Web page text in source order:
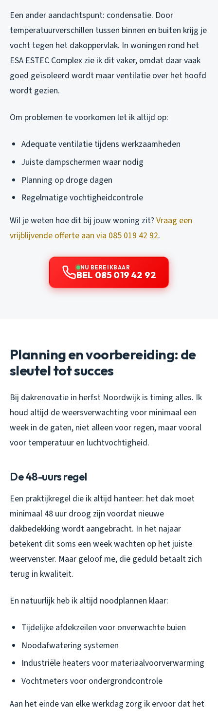
Een ander aandachtspunt: condensatie. Door
temperatuurverschillen tussen binnen en buiten krijg je
vocht tegen het dakoppervlak. In woningen rond het
ESA ESTEC Complex zie ik dit vaker, omdat daar vaak
goed geïsoleerd wordt maar ventilatie over het hoofd
wordt gezien.
Om problemen te voorkomen let ik altijd op:
Adequate ventilatie tijdens werkzaamheden
Juiste dampschermen waar nodig
Planning op droge dagen
Regelmatige vochtigheidcontrole
Wil je weten hoe dit bij jouw woning zit? Vraag een
vrijblijvende offerte aan via 085 019 42 92.
NU BEREIKBAAR
BEL 085 019 42 92
Planning en voorbereiding: de
sleutel tot succes
Bij dakrenovatie in herfst Noordwijk is timing alles. Ik
houd altijd de weersverwachting voor minimaal een
week in de gaten, niet alleen voor regen, maar vooral
voor temperatuur en luchtvochtigheid.
De 48-uurs regel
Een praktijkregel die ik altijd hanteer: het dak moet
minimaal 48 uur droog zijn voordat nieuwe
dakbedekking wordt aangebracht. In het najaar
betekent dit soms een week wachten op het juiste
weervenster. Maar geloof me, die geduld betaalt zich
terug in kwaliteit.
En natuurlijk heb ik altijd noodplannen klaar:
Tijdelijke afdekzeilen voor onverwachte buien
Noodafwatering systemen
Industriële heaters voor materiaalvoorverwarming
Vochtmeters voor ondergrondcontrole
Aan het einde van elke werkdag zorg ik ervoor dat het